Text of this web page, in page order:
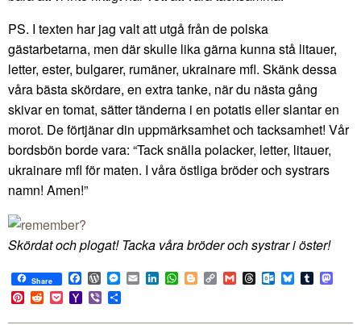
PS. I texten har jag valt att utgå från de polska
gästarbetarna, men där skulle lika gärna kunna stå litauer,
letter, ester, bulgarer, rumäner, ukrainare mfl. Skänk dessa
våra bästa skördare, en extra tanke, när du nästa gång
skivar en tomat, sätter tänderna i en potatis eller slantar en
morot. De förtjänar din uppmärksamhet och tacksamhet! Vår
bordsbön borde vara: “Tack snälla polacker, letter, litauer,
ukrainare mfl för maten. I våra östliga bröder och systrars
namn! Amen!”
Skördat och plogat! Tacka våra bröder och systrar i öster!
Share Facebook
WordPress
Messenger
EmailLinkedIn
WhatsApp
BloggerCopy
Link
GmailThreadsOutlook.com
BlueskyTumblr
Pinterest
RedditPocketYahoo
Mail
Viber